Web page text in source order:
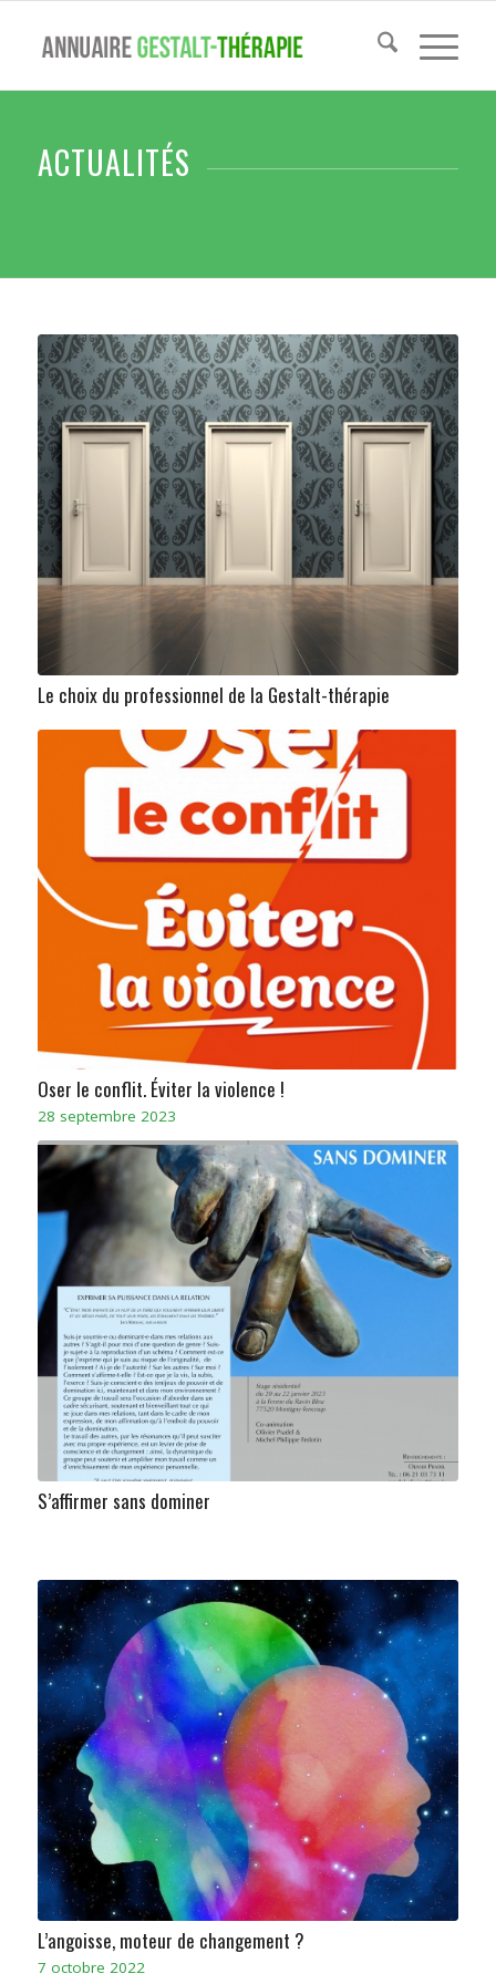
ACTUALITÉS
Le choix du professionnel de la Gestalt-thérapie
Oser le conflit. Éviter la violence !
28 septembre 2023
S’affirmer sans dominer
L’angoisse, moteur de changement ?
7 octobre 2022